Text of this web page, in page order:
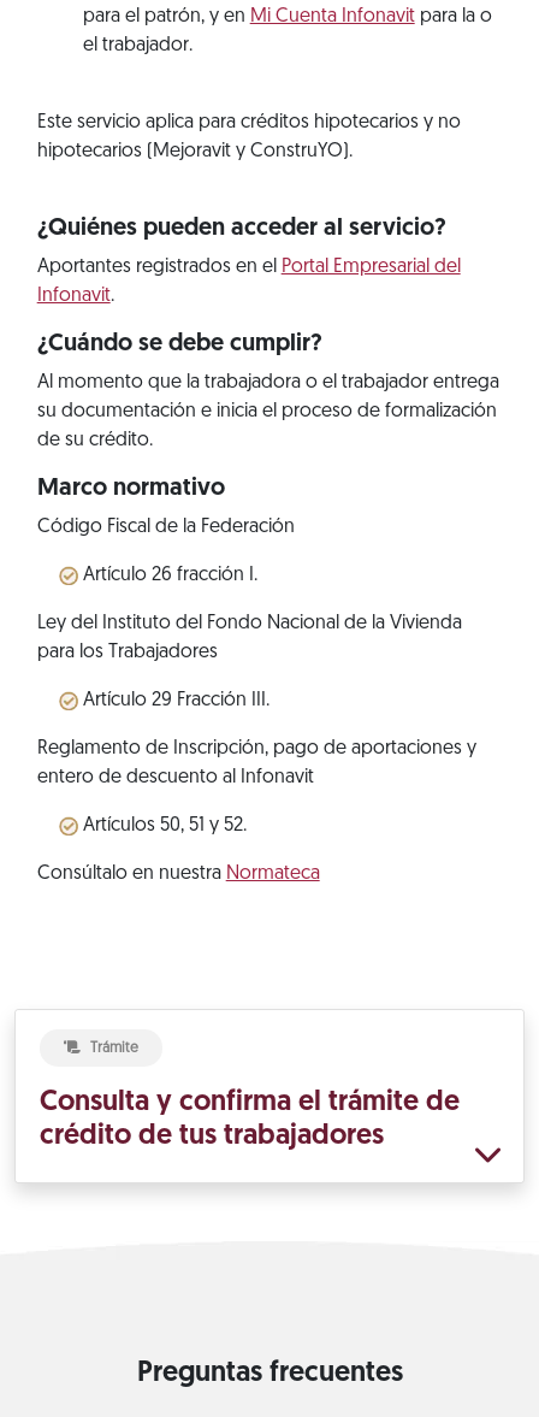
para el patrón, y en Mi Cuenta Infonavitpara la o
el trabajador.
Este servicio aplica para créditos hipotecarios y no
hipotecarios (Mejoravit y ConstruYO).
¿Quiénes pueden acceder al servicio?
Aportantes registrados en el Portal Empresarial del
Infonavit.
¿Cuándo se debe cumplir?
Al momento que la trabajadora o el trabajador entrega
su documentación e inicia el proceso de formalización
de su crédito.
Marco normativo
Código Fiscal de la Federación
Artículo 26 fracción I.
Ley del Instituto del Fondo Nacional de la Vivienda
para los Trabajadores
Artículo 29 Fracción III.
Reglamento de Inscripción, pago de aportaciones y
entero de descuento al Infonavit
Artículos 50, 51 y 52.
Consúltalo en nuestra Normateca
Trámite
Consulta y confirma el trámite de
crédito de tus trabajadores
Preguntas frecuentes